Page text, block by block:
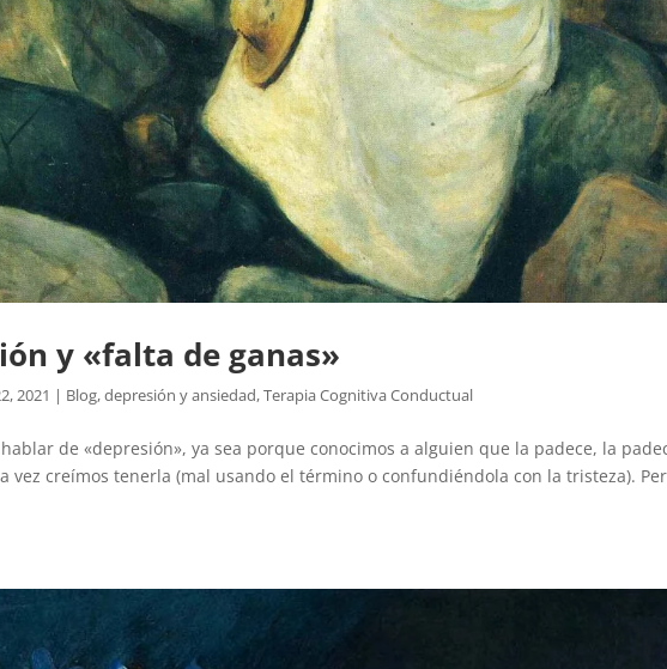
y «falta de ganas»
2021 | Blog,depresión y ansiedad,Terapia Cognitiva Conductual
de «depresión», ya sea porque conocimos a alguien que la padece, la
vez creímos tenerla (mal usando el término o confundiéndola con la tristeza).